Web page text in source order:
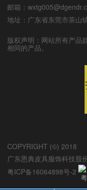
邮箱：
地址：广东省东莞市茶山
版权声明：网站所有产品
相同的产品。
COPYRIGHT (©) 2018
广东恩典皮具服饰科技股
粤ICP备16064898号-2